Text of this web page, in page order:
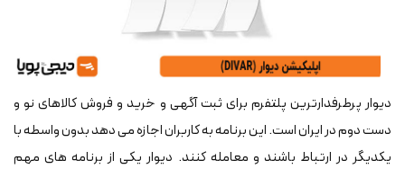
دیوار پرطرفدارترین پلتفرم برای ثبت آگهی و خرید و فروش کالاهای نو و
دست دوم در ایران است. این برنامه به کاربران اجازه می دهد بدون واسطه با
یکدیگر در ارتباط باشند و معامله کنند. دیوار یکی از برنامه های مهم